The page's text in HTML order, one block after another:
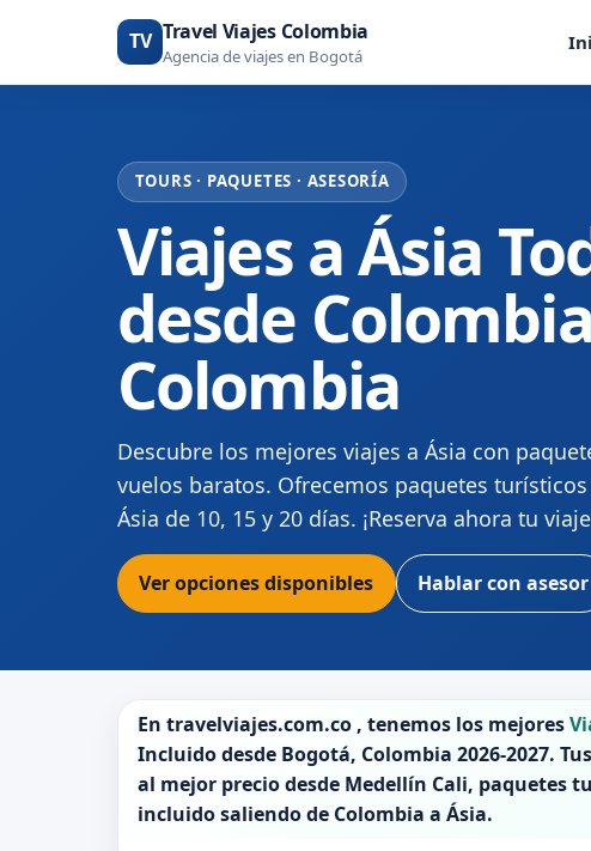
TV Travel Viajes Colombia
Agencia de viajes en Bogotá
TOURS · PAQUETES · ASESORÍA
Viajes a Ásia
desde
Colombia
Descubre los mejores viajes a Ásia con
vuelos baratos. Ofrecemos paquetes
Ásia de 10, 15 y 20 días. ¡Reserva ahora tu
Ver opciones disponibles Hablar con asesor
En travelviajes.com.co , tenemos los mejores
Incluido desde Bogotá, Colombia 2026-2027.
al mejor precio desde Medellín Cali, paquetes
incluido saliendo de Colombia a Ásia.